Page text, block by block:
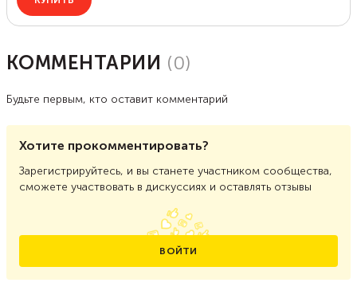
КОММЕНТАРИИ (0)
Будьте первым, кто оставит комментарий
Хотите прокомментировать?
Зарегистрируйтесь, и вы станете участником сообщества,
сможете участвовать в дискуссиях и оставлять отзывы
ВОЙТИ